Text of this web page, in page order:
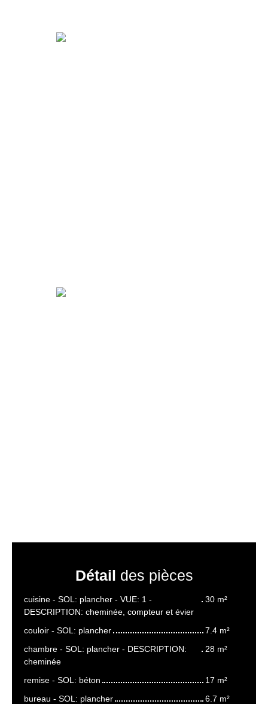
Détail des pièces
cuisine - SOL: plancher - VUE: 1 -
DESCRIPTION: cheminée, compteur et évier
30 m²
couloir - SOL: plancher
7.4 m²
chambre - SOL: plancher - DESCRIPTION:
cheminée
28 m²
remise - SOL: béton
17 m²
bureau - SOL: plancher
6.7 m²